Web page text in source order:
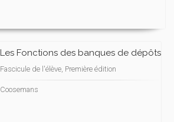
Les Fonctions des banques de dépôts
Fascicule de l'élève, Première édition
Coosemans